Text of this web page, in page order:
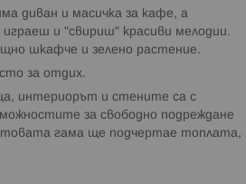
диван и масичка за кафе, а
и "свириш" красиви мелодии.
шкафче и зелено растение.
за отдих.
интериорът и стените са с
за свободно подреждане
гама ще подчертае топлата,